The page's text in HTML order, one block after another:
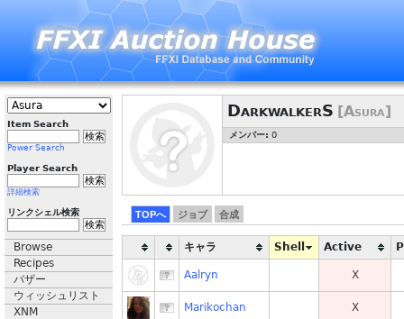
Item Search
Power Search
Player Search
詳細検索
リンクシェル検索
Browse
Recipes
バザー
ウィッシュリスト
XNM
DarkwalkerS [Asura]
メンバー: 0
TOPへ ジョブ 合成
キャラ Shell Active
Aalryn X
Marikochan X